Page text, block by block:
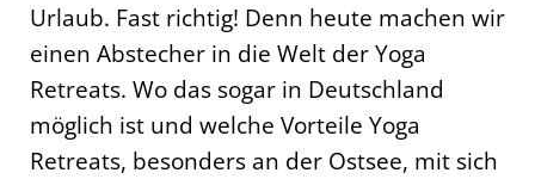
Urlaub. Fast richtig! Denn heute machen wir
einen Abstecher in die Welt der Yoga
Retreats. Wo das sogar in Deutschland
möglich ist und welche Vorteile Yoga
Retreats, besonders an der Ostsee, mit sich